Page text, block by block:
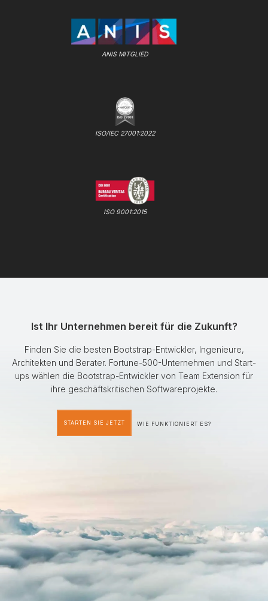
ANIS MITGLIED
ISO/IEC 27001:2022
ISO 9001:2015
Ist Ihr Unternehmen bereit für die Zukunft?
Finden Sie die besten Bootstrap-Entwickler, Ingenieure,
Architekten und Berater. Fortune-500-Unternehmen und Start-
ups wählen die Bootstrap-Entwickler von Team Extension für
ihre geschäftskritischen Softwareprojekte.
STARTEN SIE JETZT WIE FUNKTIONIERT ES?